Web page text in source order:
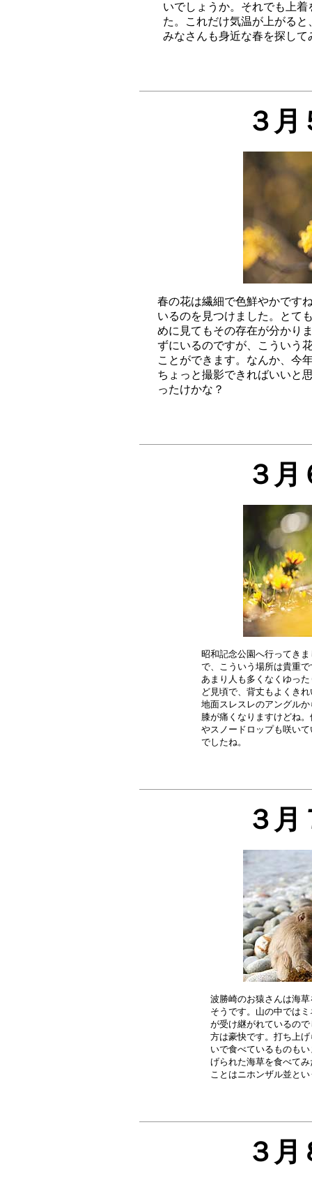
いでしょうか。それでも上
た。これだけ気温が上がる
３月
春の花は繊細で色鮮やかです
いるのを見つけました。とて
めに見てもその存在が分かり
ずにいるのですが、こういう
ことができます。なんか、今
ちょっと撮影できればいいと
３月
昭和記念公園へ行ってき
で、こういう場所は貴重
あまり人も多くなくゆっ
ど見頃で、背丈もよくき
地面スレスレのアングル
膝が痛くなりますけどね
やスノードロップも咲い
３月
波勝崎のお猿さんは海
そうです。山の中では
が受け継がれているの
方は豪快です。打ち上
いで食べているものも
げられた海草を食べて
３月